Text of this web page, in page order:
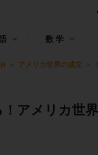
数学
アメリカ世界の成立
アメリカ世